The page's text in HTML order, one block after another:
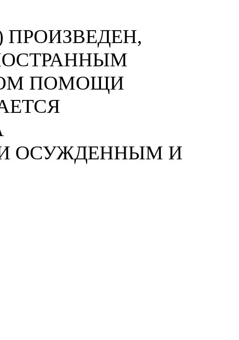
ПОМОЩИ
ОСУЖДЕННЫМ И